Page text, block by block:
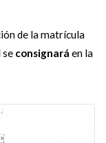
de la matrícula
seconsignará en la